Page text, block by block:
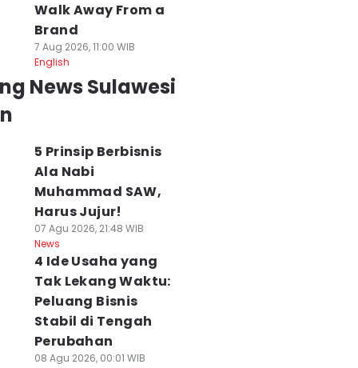
Walk Away From a
Brand
7 Aug 2026, 11:00 WIB
English
News Sulawesi
5 Prinsip Berbisnis
Ala Nabi
Muhammad SAW,
Harus Jujur!
07 Agu 2026, 21:48 WIB
News
4 Ide Usaha yang
Tak Lekang Waktu:
Peluang Bisnis
Stabil di Tengah
Perubahan
08 Agu 2026, 00:01 WIB